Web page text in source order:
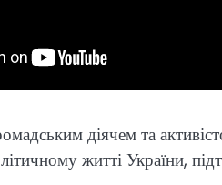
діячем та
житті України,